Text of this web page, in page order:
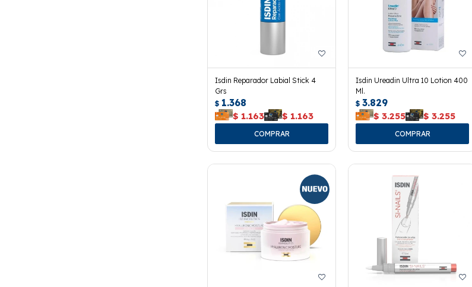
Isdin Reparador Labial Stick 4
Grs
$ 1.368
$ 1.163 $ 1.163
Isdin Ureadin Ultra 10 Lotion 400
Ml.
$ 3.829
$ 3.255 $ 3.255